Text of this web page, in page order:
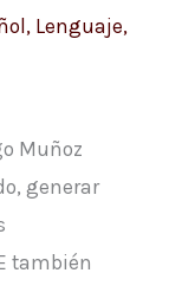
, Lenguaje,
Muñoz
generar
también